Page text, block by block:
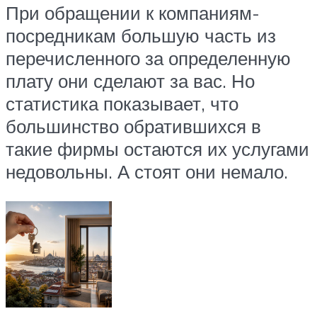
При обращении к компаниям-
посредникам большую часть из
перечисленного за определенную
плату они сделают за вас. Но
статистика показывает, что
большинство обратившихся в
такие фирмы остаются их услугами
недовольны. А стоят они немало.